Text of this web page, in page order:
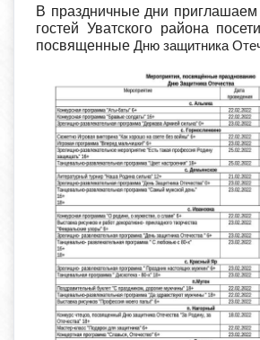
В праздничные дни приглашаем
гостей Уватского района
посвященные Дню защитника